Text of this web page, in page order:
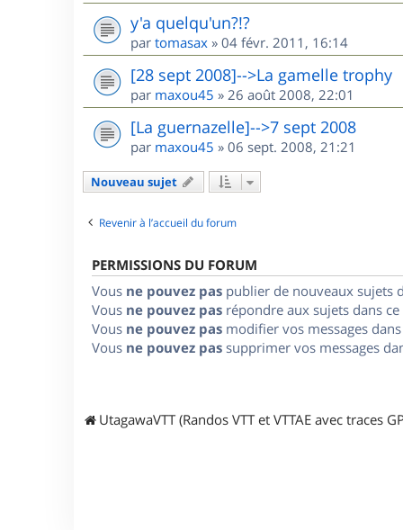
y'a quelqu'un?!?
par tomasax » 04 févr. 2011, 16:14
[28 sept 2008]-->La gamelle trophy
par maxou45 » 26 août 2008, 22:01
[La guernazelle]-->7 sept 2008
par maxou45 » 06 sept. 2008, 21:21
Nouveau sujet
Revenir à l’accueil du forum
PERMISSIONS DU FORUM
Vous ne pouvez pas publier de nouveaux sujets
Vous ne pouvez pas répondre aux sujets dans
Vous ne pouvez pas modifier vos messages
Vous ne pouvez pas supprimer vos messages
UtagawaVTT (Randos VTT et VTTAE avec traces